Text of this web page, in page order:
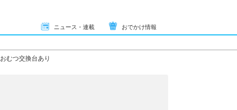
ニュース・連載 おでかけ情報
おむつ交換台あり